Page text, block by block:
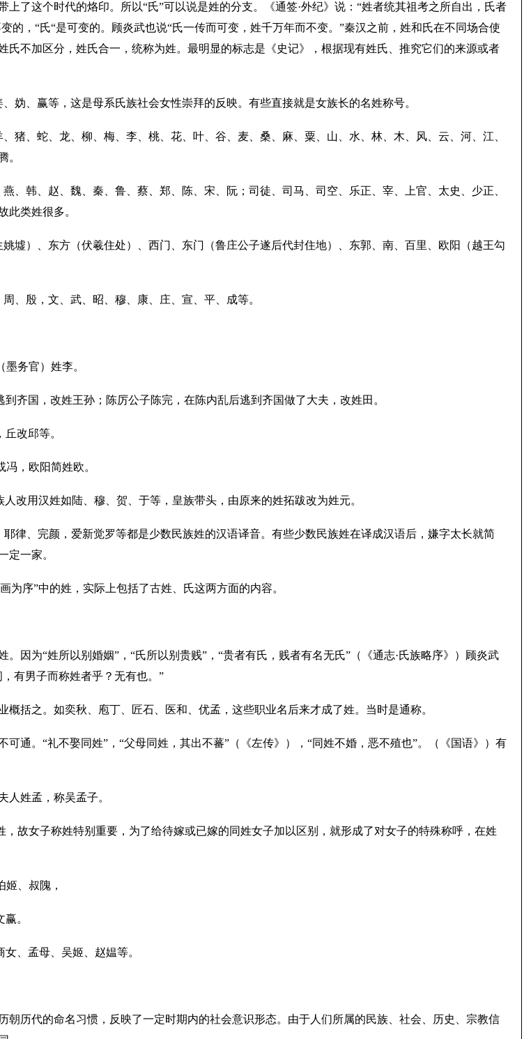
了这个时代的烙印。所以“氏”可以说是姓的分支。《通签·外纪》说：“姓者统其祖考之所自出，氏者
的，“氏“是可变的。顾炎武也说“氏一传而可变，姓千万年而不变。”秦汉之前，姓和氏在不同场合使
氏不加区分，姓氏合一，统称为姓。最明显的标志是《史记》，根据现有姓氏、推究它们的来源或者
妫、赢等，这是母系氏族社会女性崇拜的反映。有些直接就是女族长的名姓称号。
猪、蛇、龙、柳、梅、李、桃、花、叶、谷、麦、桑、麻、粟、山、水、林、木、风、云、河、江、
。
、韩、赵、魏、秦、鲁、蔡、郑、陈、宋、阮；司徒、司马、司空、乐正、宰、上官、太史、少正、
此类姓很多。
墟）、东方（伏羲住处）、西门、东门（鲁庄公子遂后代封住地）、东郭、南、百里、欧阳（越王勾
、殷，文、武、昭、穆、康、庄、宣、平、成等。
务官）姓李。
齐国，改姓王孙；陈厉公子陈完，在陈内乱后逃到齐国做了大夫，改姓田。
改邱等。
，欧阳简姓欧。
改用汉姓如陆、穆、贺、于等，皇族带头，由原来的姓拓跋改为姓元。
律、完颜，爱新觉罗等都是少数民族姓的汉语译音。有些少数民族姓在译成汉语后，嫌字太长就简
定一家。
为序”中的姓，实际上包括了古姓、氏这两方面的内容。
因为“姓所以别婚姻”，“氏所以别贵贱”，“贵者有氏，贱者有名无氏”（《通志·氏族略序》）顾炎武
有男子而称姓者乎？无有也。”
括之。如奕秋、庖丁、匠石、医和、优孟，这些职业名后来才成了姓。当时是通称。
通。“礼不娶同姓”，“父母同姓，其出不蕃”（《左传》），“同姓不婚，恶不殖也”。（《国语》）有
人姓孟，称吴孟子。
故女子称姓特别重要，为了给待嫁或已嫁的同姓女子加以区别，就形成了对女子的特殊称呼，在姓
、叔隗，
。
、孟母、吴姬、赵媪等。
朝历代的命名习惯，反映了一定时期内的社会意识形态。由于人们所属的民族、社会、历史、宗教信